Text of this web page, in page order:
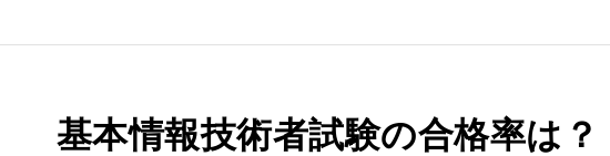
基本情報技術者試験の合格率は？